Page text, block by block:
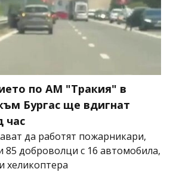
по АМ "Тракия" в
Бургас ще вдигнат
час
да работят пожарникари,
85 доброволци с 16 автомобила,
хеликоптера